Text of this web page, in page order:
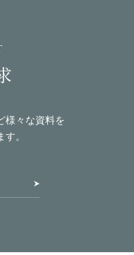
様々な資料を
。